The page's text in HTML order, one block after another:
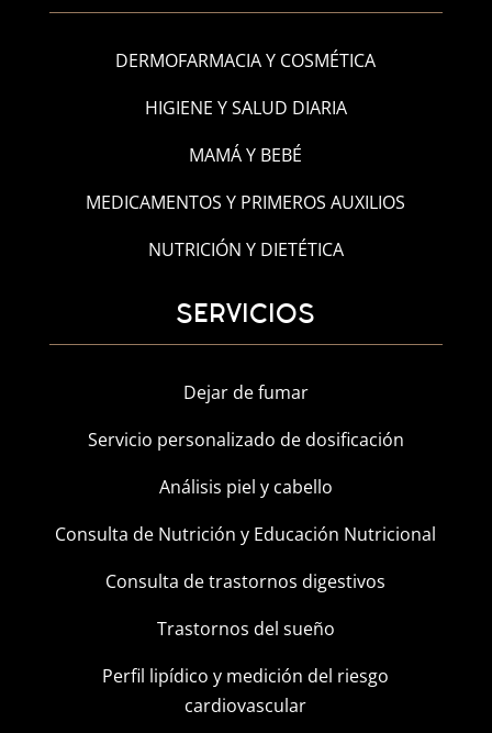
DERMOFARMACIA Y COSMÉTICA
HIGIENE Y SALUD DIARIA
MAMÁ Y BEBÉ
MEDICAMENTOS Y PRIMEROS AUXILIOS
NUTRICIÓN Y DIETÉTICA
SERVICIOS
Dejar de fumar
Servicio personalizado de dosificación
Análisis piel y cabello
Consulta de Nutrición y Educación Nutricional
Consulta de trastornos digestivos
Trastornos del sueño
Perfil lipídico y medición del riesgo
cardiovascular